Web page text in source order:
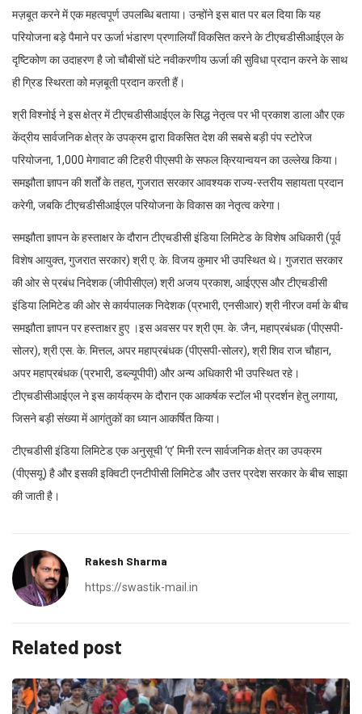
मज़बूत करने में एक महत्वपूर्ण उपलब्धि बताया। उन्होंने इस बात पर बल दिया कि यह
परियोजना बड़े पैमाने पर ऊर्जा भंडारण प्रणालियाँ विकसित करने के टीएचडीसीआईएल के
दृष्टिकोण का उदाहरण है जो चौबीसों घंटे नवीकरणीय ऊर्जा की सुविधा प्रदान करने के साथ
ही ग्रिड स्थिरता को मज़बूती प्रदान करती हैं।
श्री विश्नोई ने इस क्षेत्र में टीएचडीसीआईएल के सिद्ध नेतृत्व पर भी प्रकाश डाला और एक
केंद्रीय सार्वजनिक क्षेत्र के उपक्रम द्वारा विकसित देश की सबसे बड़ी पंप स्टोरेज
परियोजना, 1,000 मेगावाट की टिहरी पीएसपी के सफल क्रियान्वयन का उल्लेख किया।
समझौता ज्ञापन की शर्तों के तहत, गुजरात सरकार आवश्यक राज्य-स्तरीय सहायता प्रदान
करेगी, जबकि टीएचडीसीआईएल परियोजना के विकास का नेतृत्व करेगा।
समझौता ज्ञापन के हस्ताक्षर के दौरान टीएचडीसी इंडिया लिमिटेड के विशेष अधिकारी (पूर्व
विशेष आयुक्त, गुजरात सरकार) श्री ए. के. विजय कुमार भी उपस्थित थे। गुजरात सरकार
की ओर से प्रबंध निदेशक (जीपीसीएल) श्री अजय प्रकाश, आईएएस और टीएचडीसी
इंडिया लिमिटेड की ओर से कार्यपालक निदेशक (प्रभारी, एनसीआर) श्री नीरज वर्मा के बीच
समझौता ज्ञापन पर हस्ताक्षर हुए ।इस अवसर पर श्री एम. के. जैन, महाप्रबंधक (पीएसपी-
सोलर), श्री एस. के. मित्तल, अपर महाप्रबंधक (पीएसपी-सोलर), श्री शिव राज चौहान,
अपर महाप्रबंधक (प्रभारी, डब्ल्यूपीपी) और अन्य अधिकारी भी उपस्थित रहे।
टीएचडीसीआईएल ने इस कार्यक्रम के दौरान एक आकर्षक स्टॉल भी प्रदर्शन हेतु लगाया,
जिसने बड़ी संख्या में आगंतुकों का ध्यान आकर्षित किया।
टीएचडीसी इंडिया लिमिटेड एक अनुसूची ‘ए’ मिनी रत्न सार्वजनिक क्षेत्र का उपक्रम
(पीएसयू) है और इसकी इक्विटी एनटीपीसी लिमिटेड और उत्तर प्रदेश सरकार के बीच साझा
की जाती है।
Rakesh Sharma
https://swastik-mail.in
Related post